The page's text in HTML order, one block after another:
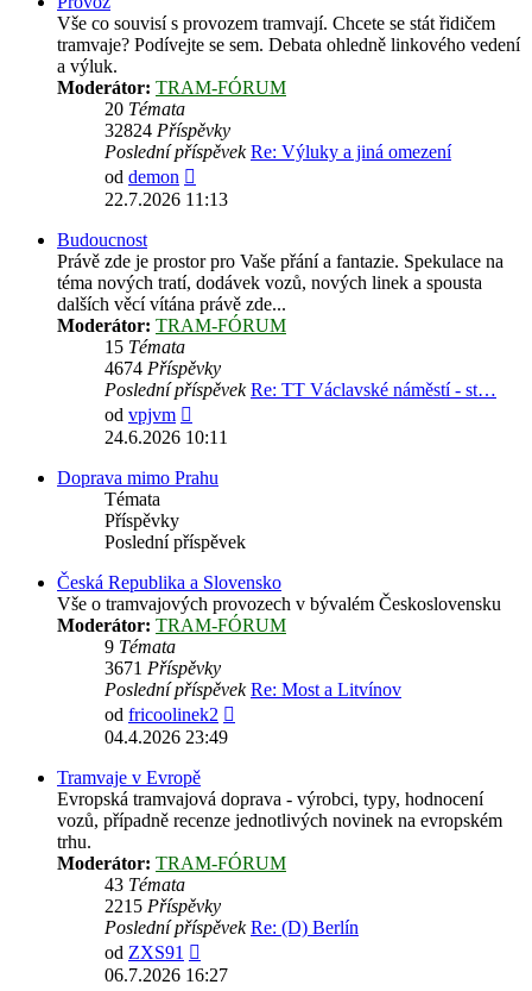
Vše co souvisí s provozem tramvají. Chcete se stát řidičem
tramvaje? Podívejte se sem. Debata ohledně linkového vedení
a výluk.
Moderátor: TRAM-FÓRUM
20 Témata
32824 Příspěvky
Poslední příspěvek Re: Výluky a jiná omezení
od demon
poslední
22.7.2026 11:13
Budoucnost
Právě zde je prostor pro Vaše přání a fantazie. Spekulace na
téma nových tratí, dodávek vozů, nových linek a spousta
dalších věcí vítána právě zde...
Moderátor: TRAM-FÓRUM
15 Témata
4674 Příspěvky
Poslední příspěvek Re: TT Václavské náměstí - st…
od vpjvm
poslední
24.6.2026 10:11
Doprava mimo Prahu
Témata
Příspěvky
Poslední příspěvek
Česká Republika a Slovensko
Vše o tramvajových provozech v bývalém Československu
Moderátor: TRAM-FÓRUM
9 Témata
3671 Příspěvky
Poslední příspěvek Re: Most a Litvínov
od fricoolinek2
04.4.2026 23:49
Tramvaje v Evropě
Evropská tramvajová doprava - výrobci, typy, hodnocení
vozů, případně recenze jednotlivých novinek na evropském
trhu.
Moderátor: TRAM-FÓRUM
43 Témata
2215 Příspěvky
Poslední příspěvek Re: (D) Berlín
od ZXS91
poslední
06.7.2026 16:27